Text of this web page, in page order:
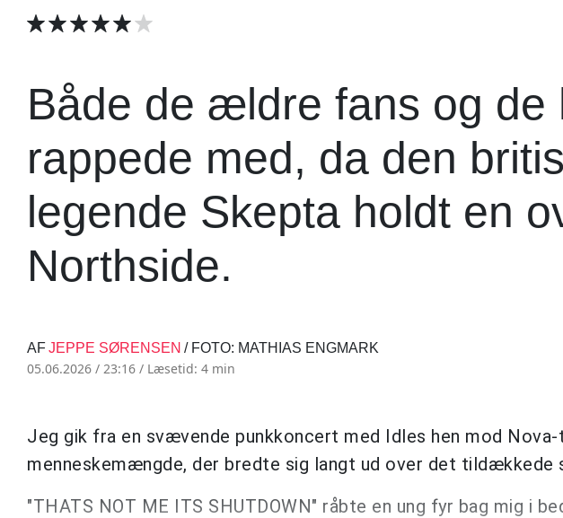
Både de ældre fans og de
rappede med, da den
legende Skepta holdt en
Northside.
AFJEPPE SØRENSEN / FOTO: MATHIAS ENGMARK
05.06.2026 / 23:16 / Læsetid: 4 min
Jeg gik fra en svævende punkkoncert med Idles hen mod
menneskemængde, der bredte sig langt ud over det tildækkede
"THATS NOT ME ITS SHUTDOWN" råbte en ung fyr bag mig i